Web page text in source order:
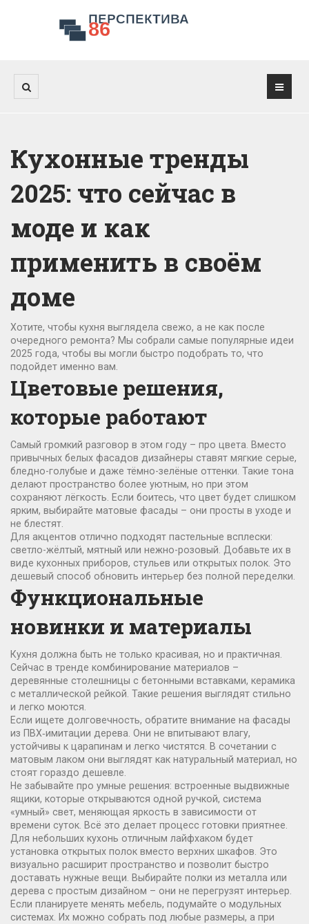
Кухонные тренды
2025: что сейчас в
моде и как
применить в своём
доме
Хотите, чтобы кухня выглядела свежо, а не как после
очередного ремонта? Мы собрали самые популярные идеи
2025 года, чтобы вы могли быстро подобрать то, что
подойдет именно вам.
Цветовые решения,
которые работают
Самый громкий разговор в этом году – про цвета. Вместо
привычных белых фасадов дизайнеры ставят мягкие серые,
бледно-голубые и даже тёмно-зелёные оттенки. Такие тона
делают пространство более уютным, но при этом
сохраняют лёгкость. Если боитесь, что цвет будет слишком
ярким, выбирайте матовые фасады – они просты в уходе и
не блестят.
Для акцентов отлично подходят пастельные всплески:
светло-жёлтый, мятный или нежно-розовый. Добавьте их в
виде кухонных приборов, стульев или открытых полок. Это
дешевый способ обновить интерьер без полной переделки.
Функциональные
новинки и материалы
Кухня должна быть не только красивая, но и практичная.
Сейчас в тренде комбинирование материалов –
деревянные столешницы с бетонными вставками, керамика
с металлической рейкой. Такие решения выглядят стильно
и легко моются.
Если ищете долговечность, обратите внимание на фасады
из ПВХ‑имитации дерева. Они не впитывают влагу,
устойчивы к царапинам и легко чистятся. В сочетании с
матовым лаком они выглядят как натуральный материал, но
стоят гораздо дешевле.
Не забывайте про умные решения: встроенные выдвижные
ящики, которые открываются одной ручкой, система
«умный» свет, меняющая яркость в зависимости от
времени суток. Всё это делает процесс готовки приятнее.
Для небольших кухонь отличным лайфхаком будет
установка открытых полок вместо верхних шкафов. Это
визуально расширит пространство и позволит быстро
доставать нужные вещи. Выбирайте полки из металла или
дерева с простым дизайном – они не перегрузят интерьер.
Если планируете менять мебель, подумайте о модульных
системах. Их можно собрать под любые размеры, а при